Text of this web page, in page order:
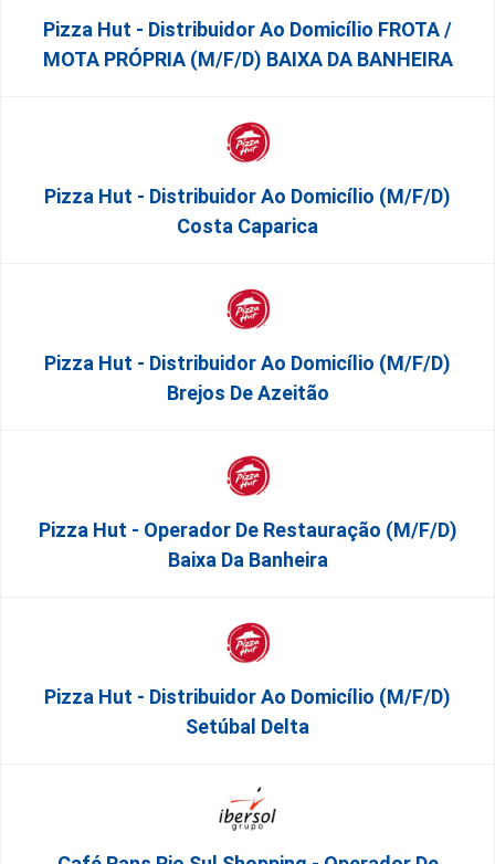
Pizza Hut - Distribuidor Ao Domicílio FROTA /
MOTA PRÓPRIA (m/f/d) BAIXA DA BANHEIRA
Pizza Hut - Distribuidor Ao Domicílio (m/f/d)
Costa Caparica
Pizza Hut - Distribuidor Ao Domicílio (m/f/d)
Brejos De Azeitão
Pizza Hut - Operador De Restauração (m/f/d)
Baixa Da Banheira
Pizza Hut - Distribuidor Ao Domicílio (m/f/d)
Setúbal Delta